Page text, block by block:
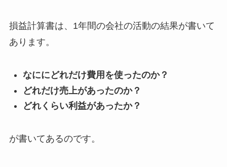
損益計算書は、1年間の会社の活動の結果が書いて
あります。
なににどれだけ費用を使ったのか？
どれだけ売上があったのか？
どれくらい利益があったか？
が書いてあるのです。